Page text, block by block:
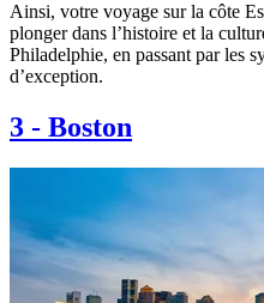
Ainsi, votre voyage sur la côte
plonger dans l’histoire et la
Philadelphie, en passant par les
d’exception.
3 - Boston